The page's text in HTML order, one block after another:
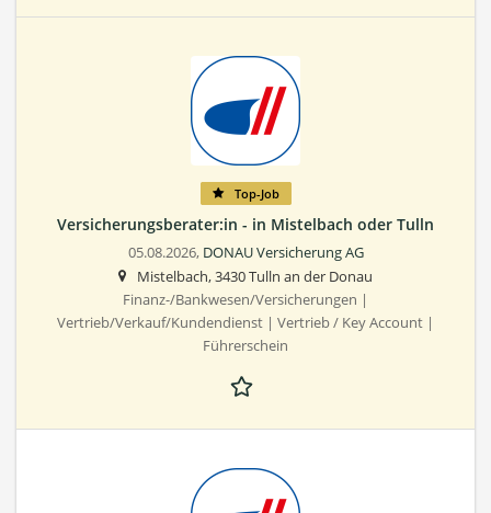
Top-Job
Versicherungsberater:in - in Mistelbach oder Tulln
05.08.2026, DONAU Versicherung AG
Mistelbach, 3430 Tulln an der Donau
Finanz-/Bankwesen/Versicherungen |
Vertrieb/Verkauf/Kundendienst | Vertrieb / Key Account |
Führerschein